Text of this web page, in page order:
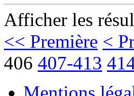
Afficher les
<< Première <
406 407-413